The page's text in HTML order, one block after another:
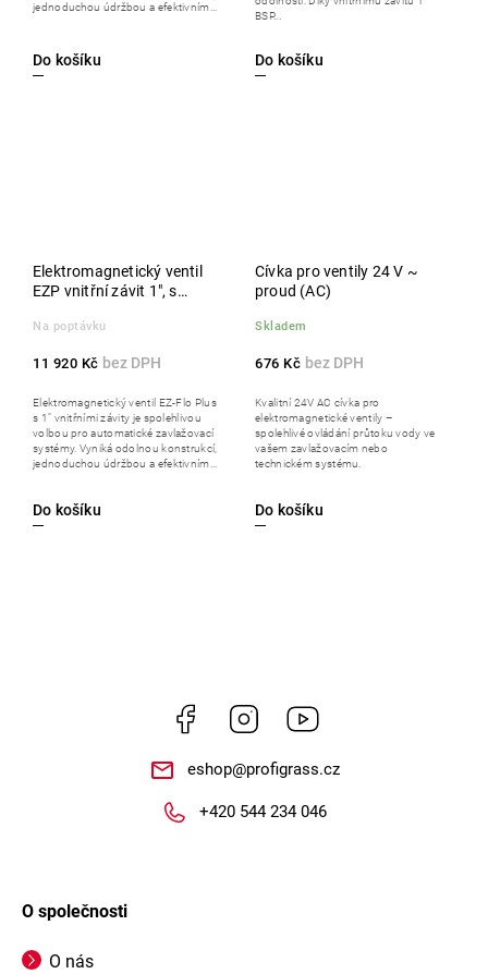
Do košíku
jednoduchou údržbou a efektivním...
Do košíku
BSP...
Elektromagnetický ventil
EZP vnitřní závit 1", s
V AC, balení 20 ks
Na poptávku
11 920 Kč
Do košíku
Elektromagnetický ventil EZ-Flo Plus
s 1" vnitřními závity je spolehlivou
volbou pro automatické zavlažovací
systémy. Vyniká odolnou konstrukcí,
jednoduchou údržbou a efektivním...
Cívka pro ventily 24 V ~
proud (AC)
Skladem
676 Kč
Do košíku
Kvalitní 24V AC cívka pro
elektromagnetické ventily –
spolehlivé ovládání průtoku vody ve
vašem zavlažovacím nebo
technickém systému.
Facebook Instagram
eshop@profigrass.cz
+420 544 234 046
O společnosti
O nás